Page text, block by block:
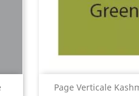
Page Verticale
Aperçu